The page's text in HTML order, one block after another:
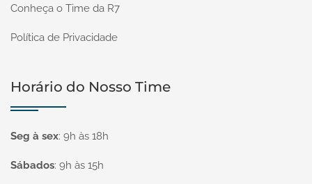
Conheça o Time da R7
Política de Privacidade
Horário do Nosso Time
Seg à sex: 9h às 18h
Sábados: 9h às 15h